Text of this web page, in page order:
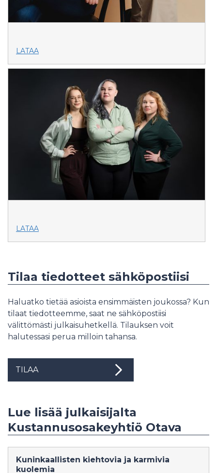
LATAA
LATAA
Tilaa tiedotteet sähköpostiisi
Haluatko tietää asioista ensimmäisten joukossa? Kun
tilaat tiedotteemme, saat ne sähköpostiisi
välittömästi julkaisuhetkellä. Tilauksen voit
halutessasi perua milloin tahansa.
TILAA
Lue lisää julkaisijalta
Kustannusosakeyhtiö Otava
Kuninkaallisten kiehtovia ja karmivia
kuolemia